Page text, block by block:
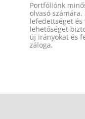
Portfóliónk
olvasó
lefedettséget
lehetőséget
új irányokat és
záloga.